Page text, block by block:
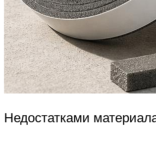
Недостатками